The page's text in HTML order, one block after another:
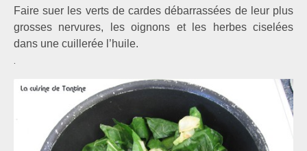
Faire suer les verts de cardes débarrassées de leur plus
grosses nervures, les oignons et les herbes ciselées
dans une cuillerée l’huile.
.